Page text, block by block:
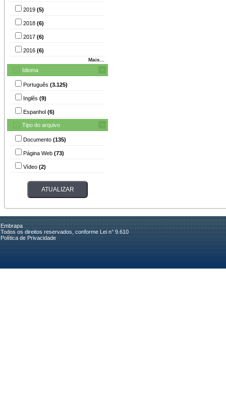
2019 (5)
2018 (6)
2017 (6)
2016 (6)
Mais...
Idioma
Português (3.125)
Inglês (9)
Espanhol (6)
Tipo do arquivo
Documento (135)
Página Web (73)
Vídeo (2)
Embrapa
Todos os direitos reservados, conforme Lei n° 9.610
Política de Privacidade